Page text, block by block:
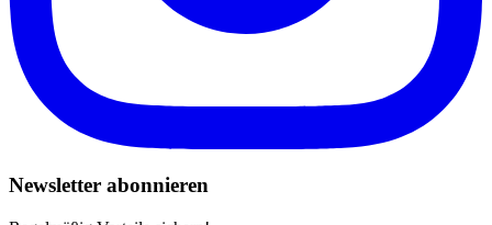
Newsletter abonnieren